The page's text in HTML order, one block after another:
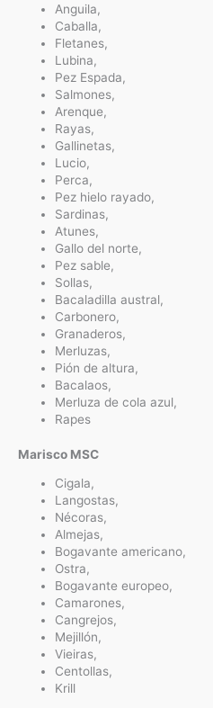
Anguila,
Caballa,
Fletanes,
Lubina,
Pez Espada,
Salmones,
Arenque,
Rayas,
Gallinetas,
Lucio,
Perca,
Pez hielo rayado,
Sardinas,
Atunes,
Gallo del norte,
Pez sable,
Sollas,
Bacaladilla austral,
Carbonero,
Granaderos,
Merluzas,
Pión de altura,
Bacalaos,
Merluza de cola azul,
Rapes
Marisco MSC
Cigala,
Langostas,
Nécoras,
Almejas,
Bogavante americano,
Ostra,
Bogavante europeo,
Camarones,
Cangrejos,
Mejillón,
Vieiras,
Centollas,
Krill